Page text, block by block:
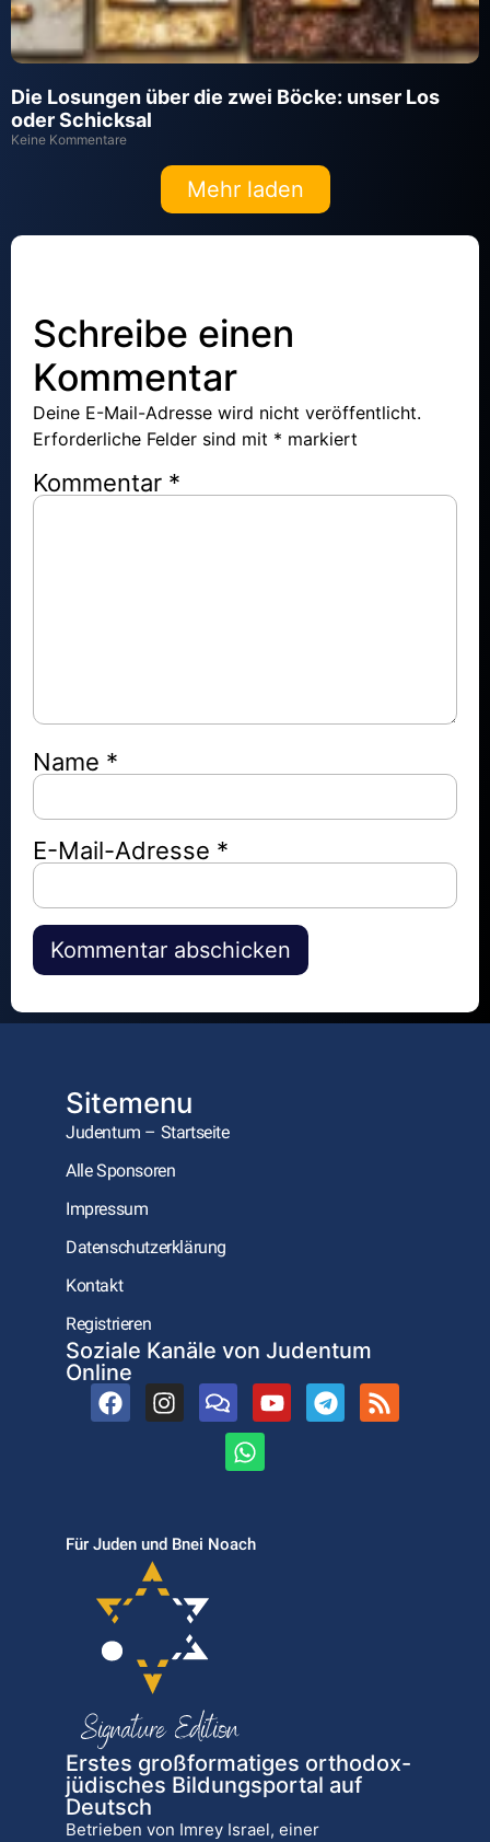
Die Losungen über die zwei Böcke: unser Los
oder Schicksal
Keine Kommentare
Mehr laden
Schreibe einen
Kommentar
Deine E-Mail-Adresse wird nicht veröffentlicht.
Erforderliche Felder sind mit * markiert
Kommentar *
Name *
E-Mail-Adresse *
Alternative:
Sitemenu
Judentum – Startseite
Alle Sponsoren
Impressum
Datenschutzerklärung
Kontakt
Registrieren
Soziale Kanäle von Judentum
Online
Für Juden und Bnei Noach
Erstes großformatiges orthodox-
jüdisches Bildungsportal auf
Deutsch
Betrieben von Imrey Israel, einer